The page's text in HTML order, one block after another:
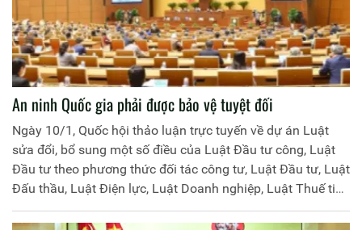
An ninh Quốc gia phải được bảo vệ tuyệt đối
Ngày 10/1, Quốc hội thảo luận trực tuyến về dự án Luật
sửa đổi, bổ sung một số điều của Luật Đầu tư công, Luật
Đầu tư theo phương thức đối tác công tư, Luật Đầu tư, Luật
Đấu thầu, Luật Điện lực, Luật Doanh nghiệp, Luật Thuế tiêu
thụ đặc biệt và Luật Thi hành án dân sự.